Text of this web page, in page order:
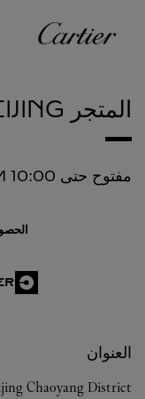
كارتييه
المتجر CARTIER
مفتوح حتى 10:00 PM
العنوان
Chaoyang District